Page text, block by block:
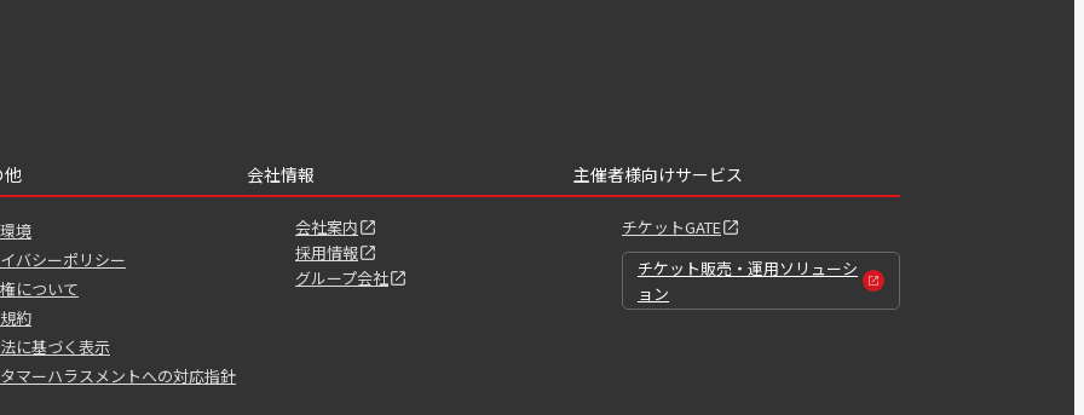
他
境
バシーポリシー
について
約
に基づく表示
マーハラスメントへの対応指針
会社情報
会社案内
採用情報
グループ会社
主催者様向けサービス
チケットGATE
チケット販売・運用ソリューシ
ョン